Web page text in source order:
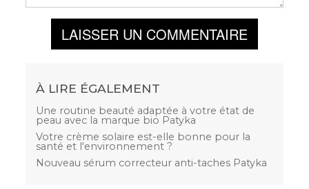
LAISSER UN COMMENTAIRE
À LIRE ÉGALEMENT
Une routine beauté adaptée à votre état de
peau avec la marque bio Patyka
Votre crème solaire est-elle bonne pour la
santé et l'environnement ?
Nouveau sérum correcteur anti-taches Patyka